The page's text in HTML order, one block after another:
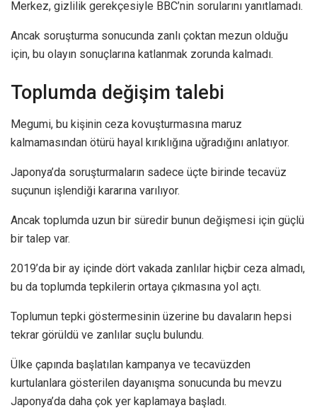
Merkez, gizlilik gerekçesiyle BBC’nin sorularını yanıtlamadı.
Ancak soruşturma sonucunda zanlı çoktan mezun olduğu
için, bu olayın sonuçlarına katlanmak zorunda kalmadı.
Toplumda değişim talebi
Megumi, bu kişinin ceza kovuşturmasına maruz
kalmamasından ötürü hayal kırıklığına uğradığını anlatıyor.
Japonya’da soruşturmaların sadece üçte birinde tecavüz
suçunun işlendiği kararına varılıyor.
Ancak toplumda uzun bir süredir bunun değişmesi için güçlü
bir talep var.
2019’da bir ay içinde dört vakada zanlılar hiçbir ceza almadı,
bu da toplumda tepkilerin ortaya çıkmasına yol açtı.
Toplumun tepki göstermesinin üzerine bu davaların hepsi
tekrar görüldü ve zanlılar suçlu bulundu.
Ülke çapında başlatılan kampanya ve tecavüzden
kurtulanlara gösterilen dayanışma sonucunda bu mevzu
Japonya’da daha çok yer kaplamaya başladı.